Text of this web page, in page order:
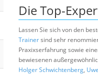
Die Top-
Lassen Sie sich von den
Trainersind sehr
Praxixserfahrung sowie
bewiesenen
Holger Schwichtenberg,